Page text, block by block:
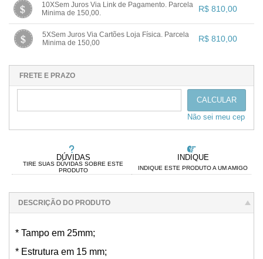
DÚVIDAS
TIRE SUAS DÚVIDAS SOBRE ESTE
PRODUTO
INDIQUE
INDIQUE ESTE PRODUTO A UM AMIGO
...
10XSem Juros Via Link de Pagamento. Parcela
Minima de 150,00.
R$ 810,00
1x sem juros de R$ 810,00
...
5XSem Juros Via Cartões Loja Física. Parcela
Minima de 150,00
R$ 810,00
..
...
FRETE E PRAZO
CALCULAR
Não sei meu cep
DESCRIÇÃO DO PRODUTO
* Tampo em 25mm;
* Estrutura em 15 mm;